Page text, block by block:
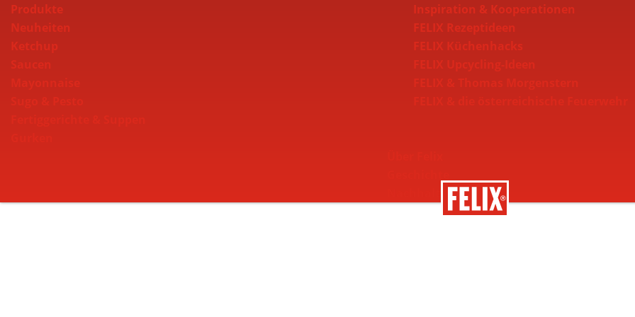
Produkte
Neuheiten
Ketchup
Saucen
Inspiration & Kooperationen
FELIX Rezeptideen
FELIX Küchenhacks
FELIX Upcycling-Ideen
Nachhaltigkeit